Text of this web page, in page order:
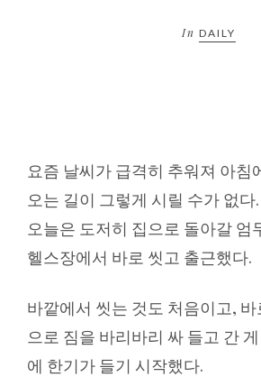
In DAILY
요즘 날씨가 급격히 추워져 아침
오는 길이 그렇게 시릴 수가 없다.
오늘은 도저히 집으로 돌아갈 엄
헬스장에서 바로 씻고 출근했다.
바깥에서 씻는 것도 처음이고,
으로 짐을 바리바리 싸 들고 간
에 한기가 들기 시작했다.